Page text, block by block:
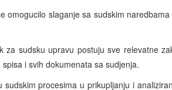
omogucilo slaganje sa sudskim
za sudsku upravu postuju sve relevatne
i svih dokumenata sa sudjenja.
procesima u prikupljanju i